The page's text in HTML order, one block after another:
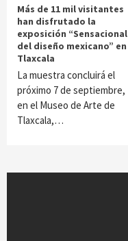
Más de 11 mil visitantes
han disfrutado la
exposición “Sensacional
del diseño mexicano” en
Tlaxcala
La muestra concluirá el
próximo 7 de septiembre,
en el Museo de Arte de
Tlaxcala,…